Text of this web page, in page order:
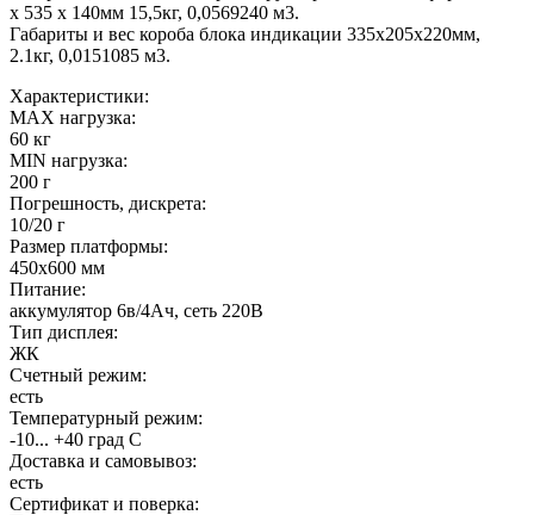
х 535 х 140мм 15,5кг, 0,0569240 м3.
Габариты и вес короба блока индикации 335х205х220мм,
2.1кг, 0,0151085 м3.
Характеристики:
MAX нагрузка:
60 кг
MIN нагрузка:
200 г
Погрешность, дискрета:
10/20 г
Размер платформы:
450х600 мм
Питание:
аккумулятор 6в/4Ач, сеть 220В
Тип дисплея:
ЖК
Счетный режим:
есть
Температурный режим:
-10... +40 град С
Доставка и самовывоз:
есть
Сертификат и поверка: